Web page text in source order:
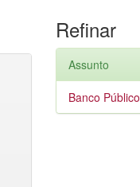
Refinar
Assunto
Banco Público